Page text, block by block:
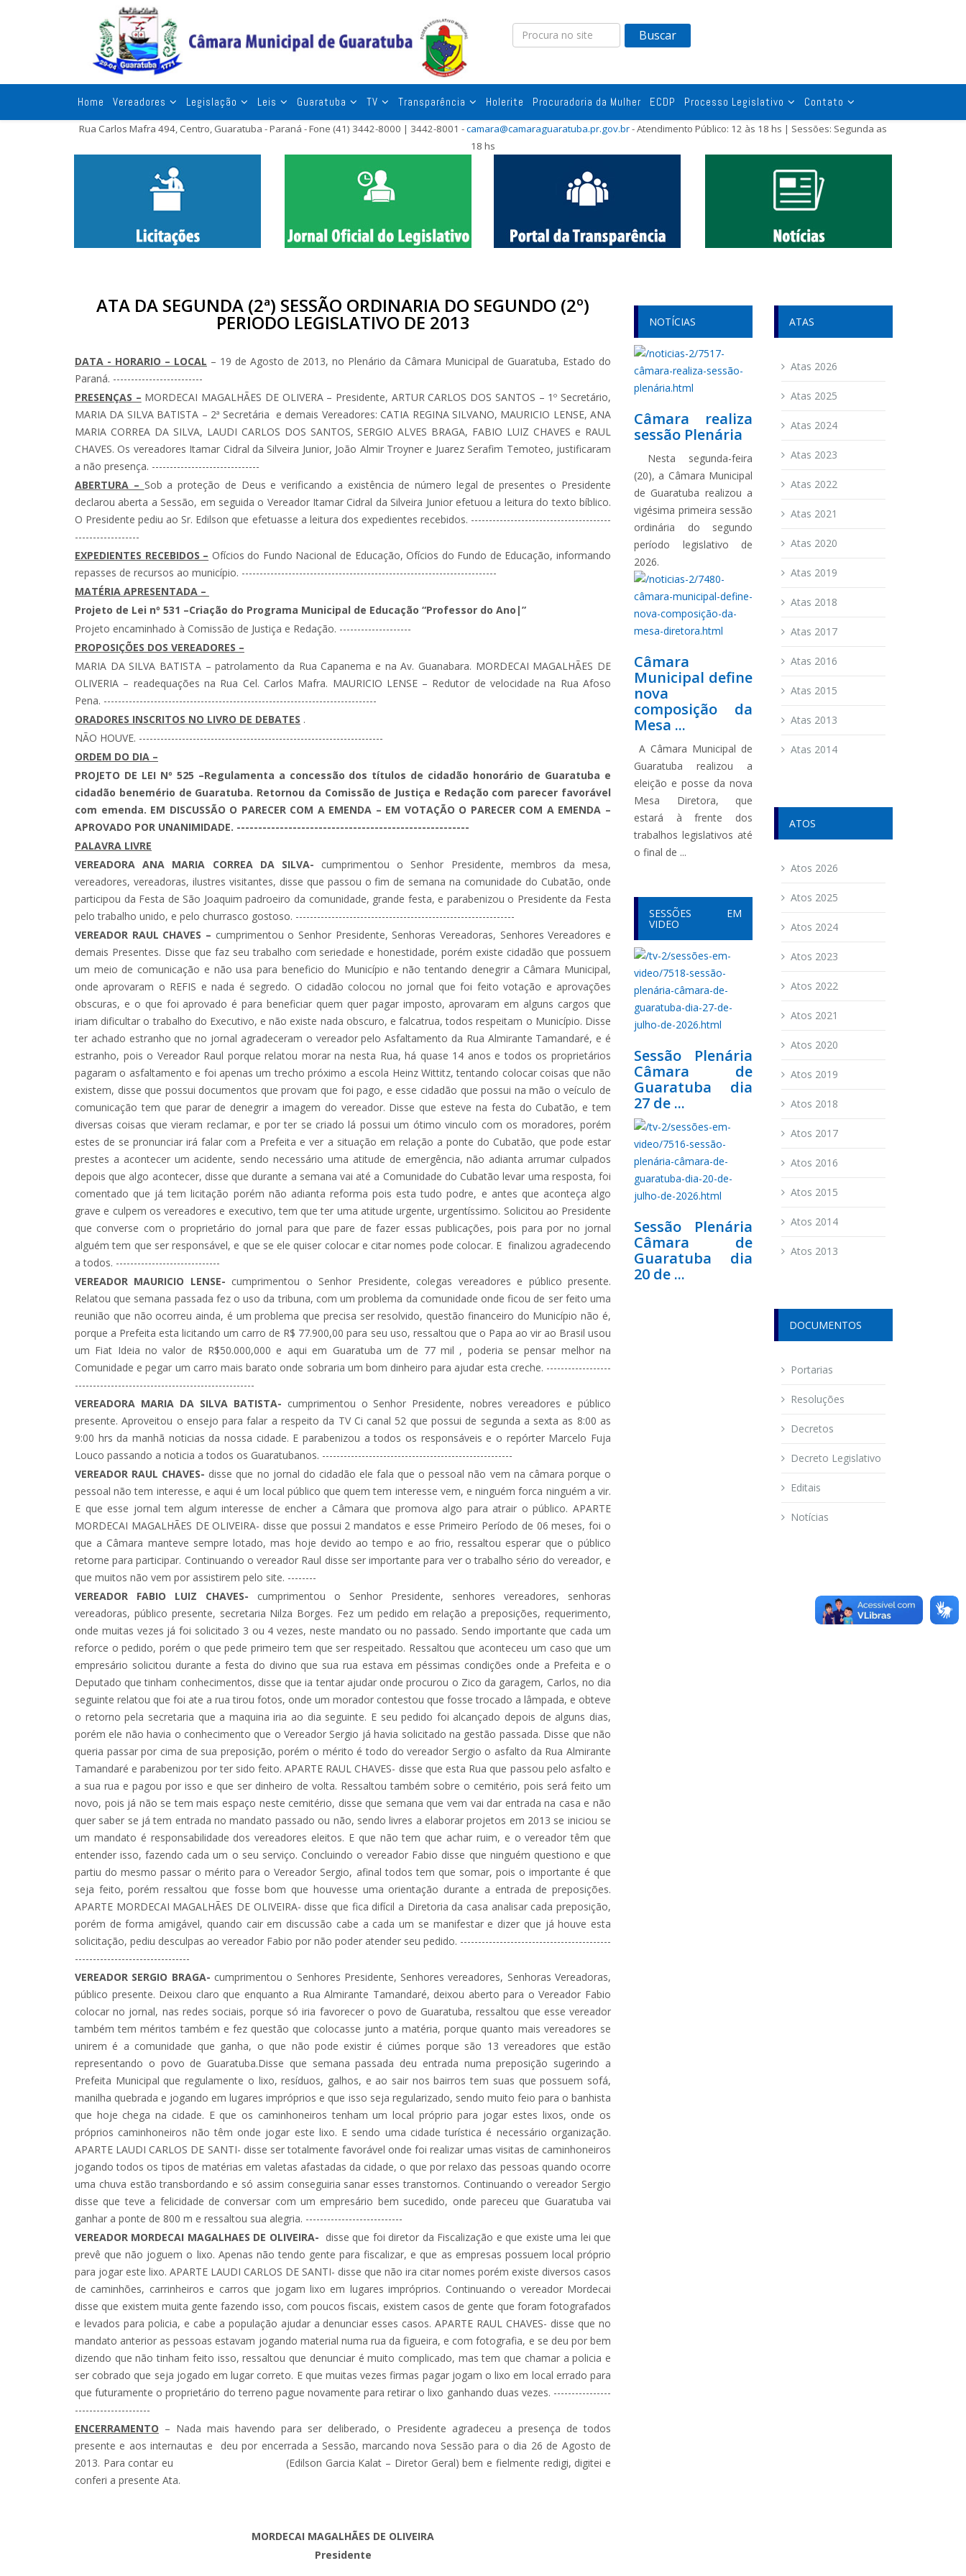
Buscar
Home Vereadores Legislação Leis Guaratuba TV Transparência Holerite Procuradoria da Mulher ECDP Processo Legislativo Contato
Rua Carlos Mafra 494, Centro, Guaratuba - Paraná - Fone (41) 3442-8000 | 3442-8001 -camara@camaraguaratuba.pr.gov.br- Atendimento Público: 12 às 18 hs | Sessões: Segunda as
18 hs
ATA DA SEGUNDA (2ª) SESSÃO ORDINARIA DO SEGUNDO (2º)
PERIODO LEGISLATIVO DE 2013
DATA - HORARIO – LOCAL – 19 de Agosto de 2013, no Plenário da Câmara Municipal de Guaratuba, Estado do
Paraná. -------------------------
PRESENÇAS – MORDECAI MAGALHÃES DE OLIVERA – Presidente, ARTUR CARLOS DOS SANTOS – 1º Secretário,
MARIA DA SILVA BATISTA – 2ª Secretária e demais Vereadores: CATIA REGINA SILVANO, MAURICIO LENSE, ANA
MARIA CORREA DA SILVA, LAUDI CARLOS DOS SANTOS, SERGIO ALVES BRAGA, FABIO LUIZ CHAVES e RAUL
CHAVES. Os vereadores Itamar Cidral da Silveira Junior, João Almir Troyner e Juarez Serafim Temoteo, justificaram
a não presença. ------------------------------
ABERTURA – Sob a proteção de Deus e verificando a existência de número legal de presentes o Presidente
declarou aberta a Sessão, em seguida o Vereador Itamar Cidral da Silveira Junior efetuou a leitura do texto bíblico.
O Presidente pediu ao Sr. Edilson que efetuasse a leitura dos expedientes recebidos. ---------------------------------------
------------------
EXPEDIENTES RECEBIDOS – Ofícios do Fundo Nacional de Educação, Ofícios do Fundo de Educação, informando
repasses de recursos ao município. -----------------------------------------------------------------------
MATÉRIA APRESENTADA –
Projeto de Lei nº 531 –Criação do Programa Municipal de Educação “Professor do Ano|”
Projeto encaminhado à Comissão de Justiça e Redação. --------------------
PROPOSIÇÕES DOS VEREADORES –
MARIA DA SILVA BATISTA – patrolamento da Rua Capanema e na Av. Guanabara. MORDECAI MAGALHÃES DE
OLIVERIA – readequações na Rua Cel. Carlos Mafra. MAURICIO LENSE – Redutor de velocidade na Rua Afoso
Pena. ----------------------------------------------------------------------------
ORADORES INSCRITOS NO LIVRO DE DEBATES .
NÃO HOUVE. --------------------------------------------------------------------
ORDEM DO DIA –
PROJETO DE LEI Nº 525 –Regulamenta a concessão dos títulos de cidadão honorário de Guaratuba e
cidadão benemério de Guaratuba. Retornou da Comissão de Justiça e Redação com parecer favorável
com emenda. EM DISCUSSÃO O PARECER COM A EMENDA – EM VOTAÇÃO O PARECER COM A EMENDA –
APROVADO POR UNANIMIDADE. ------------------------------------------------------
PALAVRA LIVRE
VEREADORA ANA MARIA CORREA DA SILVA- cumprimentou o Senhor Presidente, membros da mesa,
vereadores, vereadoras, ilustres visitantes, disse que passou o fim de semana na comunidade do Cubatão, onde
participou da Festa de São Joaquim padroeiro da comunidade, grande festa, e parabenizou o Presidente da Festa
pelo trabalho unido, e pelo churrasco gostoso. -------------------------------------------------------------
VEREADOR RAUL CHAVES – cumprimentou o Senhor Presidente, Senhoras Vereadoras, Senhores Vereadores e
demais Presentes. Disse que faz seu trabalho com seriedade e honestidade, porém existe cidadão que possuem
um meio de comunicação e não usa para beneficio do Município e não tentando denegrir a Câmara Municipal,
onde aprovaram o REFIS e nada é segredo. O cidadão colocou no jornal que foi feito votação e aprovações
obscuras, e o que foi aprovado é para beneficiar quem quer pagar imposto, aprovaram em alguns cargos que
iriam dificultar o trabalho do Executivo, e não existe nada obscuro, e falcatrua, todos respeitam o Município. Disse
ter achado estranho que no jornal agradeceram o vereador pelo Asfaltamento da Rua Almirante Tamandaré, e é
estranho, pois o Vereador Raul porque relatou morar na nesta Rua, há quase 14 anos e todos os proprietários
pagaram o asfaltamento e foi apenas um trecho próximo a escola Heinz Wittitz, tentando colocar coisas que não
existem, disse que possui documentos que provam que foi pago, e esse cidadão que possui na mão o veículo de
comunicação tem que parar de denegrir a imagem do vereador. Disse que esteve na festa do Cubatão, e tem
diversas coisas que vieram reclamar, e por ter se criado lá possui um ótimo vinculo com os moradores, porém
estes de se pronunciar irá falar com a Prefeita e ver a situação em relação a ponte do Cubatão, que pode estar
prestes a acontecer um acidente, sendo necessário uma atitude de emergência, não adianta arrumar culpados
depois que algo acontecer, disse que durante a semana vai até a Comunidade do Cubatão levar uma resposta, foi
comentado que já tem licitação porém não adianta reforma pois esta tudo podre, e antes que aconteça algo
grave e culpem os vereadores e executivo, tem que ter uma atitude urgente, urgentíssimo. Solicitou ao Presidente
que converse com o proprietário do jornal para que pare de fazer essas publicações, pois para por no jornal
alguém tem que ser responsável, e que se ele quiser colocar e citar nomes pode colocar. E finalizou agradecendo
a todos. -----------------------------
VEREADOR MAURICIO LENSE- cumprimentou o Senhor Presidente, colegas vereadores e público presente.
Relatou que semana passada fez o uso da tribuna, com um problema da comunidade onde ficou de ser feito uma
reunião que não ocorreu ainda, é um problema que precisa ser resolvido, questão financeiro do Município não é,
porque a Prefeita esta licitando um carro de R$ 77.900,00 para seu uso, ressaltou que o Papa ao vir ao Brasil usou
um Fiat Ideia no valor de R$50.000,000 e aqui em Guaratuba um de 77 mil , poderia se pensar melhor na
Comunidade e pegar um carro mais barato onde sobraria um bom dinheiro para ajudar esta creche. ------------------
--------------------------------------------------
VEREADORA MARIA DA SILVA BATISTA- cumprimentou o Senhor Presidente, nobres vereadores e público
presente. Aproveitou o ensejo para falar a respeito da TV Ci canal 52 que possui de segunda a sexta as 8:00 as
9:00 hrs da manhã noticias da nossa cidade. E parabenizou a todos os responsáveis e o repórter Marcelo Fuja
Louco passando a noticia a todos os Guaratubanos. -----------------------------------------------------
VEREADOR RAUL CHAVES- disse que no jornal do cidadão ele fala que o pessoal não vem na câmara porque o
pessoal não tem interesse, e aqui é um local público que quem tem interesse vem, e ninguém forca ninguém a vir.
E que esse jornal tem algum interesse de encher a Câmara que promova algo para atrair o público. APARTE
MORDECAI MAGALHÃES DE OLIVEIRA- disse que possui 2 mandatos e esse Primeiro Período de 06 meses, foi o
que a Câmara manteve sempre lotado, mas hoje devido ao tempo e ao frio, ressaltou esperar que o público
retorne para participar. Continuando o vereador Raul disse ser importante para ver o trabalho sério do vereador, e
que muitos não vem por assistirem pelo site. --------
VEREADOR FABIO LUIZ CHAVES- cumprimentou o Senhor Presidente, senhores vereadores, senhoras
vereadoras, público presente, secretaria Nilza Borges. Fez um pedido em relação a preposições, requerimento,
onde muitas vezes já foi solicitado 3 ou 4 vezes, neste mandato ou no passado. Sendo importante que cada um
reforce o pedido, porém o que pede primeiro tem que ser respeitado. Ressaltou que aconteceu um caso que um
empresário solicitou durante a festa do divino que sua rua estava em péssimas condições onde a Prefeita e o
Deputado que tinham conhecimentos, disse que ia tentar ajudar onde procurou o Zico da garagem, Carlos, no dia
seguinte relatou que foi ate a rua tirou fotos, onde um morador contestou que fosse trocado a lâmpada, e obteve
o retorno pela secretaria que a maquina iria ao dia seguinte. E seu pedido foi alcançado depois de alguns dias,
porém ele não havia o conhecimento que o Vereador Sergio já havia solicitado na gestão passada. Disse que não
queria passar por cima de sua preposição, porém o mérito é todo do vereador Sergio o asfalto da Rua Almirante
Tamandaré e parabenizou por ter sido feito. APARTE RAUL CHAVES- disse que esta Rua que passou pelo asfalto e
a sua rua e pagou por isso e que ser dinheiro de volta. Ressaltou também sobre o cemitério, pois será feito um
novo, pois já não se tem mais espaço neste cemitério, disse que semana que vem vai dar entrada na casa e não
quer saber se já tem entrada no mandato passado ou não, sendo livres a elaborar projetos em 2013 se iniciou se
um mandato é responsabilidade dos vereadores eleitos. E que não tem que achar ruim, e o vereador têm que
entender isso, fazendo cada um o seu serviço. Concluindo o vereador Fabio disse que ninguém questiono e que
partiu do mesmo passar o mérito para o Vereador Sergio, afinal todos tem que somar, pois o importante é que
seja feito, porém ressaltou que fosse bom que houvesse uma orientação durante a entrada de preposições.
APARTE MORDECAI MAGALHÃES DE OLIVEIRA- disse que fica difícil a Diretoria da casa analisar cada preposição,
porém de forma amigável, quando cair em discussão cabe a cada um se manifestar e dizer que já houve esta
solicitação, pediu desculpas ao vereador Fabio por não poder atender seu pedido. ------------------------------------------
--------------------------------
VEREADOR SERGIO BRAGA- cumprimentou o Senhores Presidente, Senhores vereadores, Senhoras Vereadoras,
público presente. Deixou claro que enquanto a Rua Almirante Tamandaré, deixou aberto para o Vereador Fabio
colocar no jornal, nas redes sociais, porque só iria favorecer o povo de Guaratuba, ressaltou que esse vereador
também tem méritos também e fez questão que colocasse junto a matéria, porque quanto mais vereadores se
unirem é a comunidade que ganha, o que não pode existir é ciúmes porque são 13 vereadores que estão
representando o povo de Guaratuba.Disse que semana passada deu entrada numa preposição sugerindo a
Prefeita Municipal que regulamente o lixo, resíduos, galhos, e ao sair nos bairros tem suas que possuem sofá,
manilha quebrada e jogando em lugares impróprios e que isso seja regularizado, sendo muito feio para o banhista
que hoje chega na cidade. E que os caminhoneiros tenham um local próprio para jogar estes lixos, onde os
próprios caminhoneiros não têm onde jogar este lixo. E sendo uma cidade turística é necessário organização.
APARTE LAUDI CARLOS DE SANTI- disse ser totalmente favorável onde foi realizar umas visitas de caminhoneiros
jogando todos os tipos de matérias em valetas afastadas da cidade, o que por relaxo das pessoas quando ocorre
uma chuva estão transbordando e só assim conseguiria sanar esses transtornos. Continuando o vereador Sergio
disse que teve a felicidade de conversar com um empresário bem sucedido, onde pareceu que Guaratuba vai
ganhar a ponte de 800 m e ressaltou sua alegria. ---------------------------
VEREADOR MORDECAI MAGALHAES DE OLIVEIRA- disse que foi diretor da Fiscalização e que existe uma lei que
prevê que não joguem o lixo. Apenas não tendo gente para fiscalizar, e que as empresas possuem local próprio
para jogar este lixo. APARTE LAUDI CARLOS DE SANTI- disse que não ira citar nomes porém existe diversos casos
de caminhões, carrinheiros e carros que jogam lixo em lugares impróprios. Continuando o vereador Mordecai
disse que existem muita gente fazendo isso, com poucos fiscais, existem casos de gente que foram fotografados
e levados para policia, e cabe a população ajudar a denunciar esses casos. APARTE RAUL CHAVES- disse que no
mandato anterior as pessoas estavam jogando material numa rua da figueira, e com fotografia, e se deu por bem
dizendo que não tinham feito isso, ressaltou que denunciar é muito complicado, mas tem que chamar a policia e
ser cobrado que seja jogado em lugar correto. E que muitas vezes firmas pagar jogam o lixo em local errado para
que futuramente o proprietário do terreno pague novamente para retirar o lixo ganhando duas vezes. ----------------
---------------------
ENCERRAMENTO – Nada mais havendo para ser deliberado, o Presidente agradeceu a presença de todos
presente e aos internautas e deu por encerrada a Sessão, marcando nova Sessão para o dia 26 de Agosto de
2013. Para contar eu (Edilson Garcia Kalat – Diretor Geral) bem e fielmente redigi, digitei e
conferi a presente Ata.
MORDECAI MAGALHÃES DE OLIVEIRA
Presidente
NOTÍCIAS
Câmara realiza
sessão Plenária
Nesta segunda-feira
(20), a Câmara Municipal
de Guaratuba realizou a
vigésima primeira sessão
ordinária do segundo
período legislativo de
2026.
Câmara
Municipal define
nova
composição da
Mesa ...
A Câmara Municipal de
Guaratuba realizou a
eleição e posse da nova
Mesa Diretora, que
estará à frente dos
trabalhos legislativos até
o final de ...
SESSÕES EM
VIDEO
Sessão Plenária
Câmara de
Guaratuba dia
27 de ...
Sessão Plenária
Câmara de
Guaratuba dia
20 de ...
ATAS
Atas 2026
Atas 2025
Atas 2024
Atas 2023
Atas 2022
Atas 2021
Atas 2020
Atas 2019
Atas 2018
Atas 2017
Atas 2016
Atas 2015
Atas 2013
Atas 2014
ATOS
Atos 2026
Atos 2025
Atos 2024
Atos 2023
Atos 2022
Atos 2021
Atos 2020
Atos 2019
Atos 2018
Atos 2017
Atos 2016
Atos 2015
Atos 2014
Atos 2013
DOCUMENTOS
Portarias
Resoluções
Decretos
Decreto Legislativo
Editais
Notícias